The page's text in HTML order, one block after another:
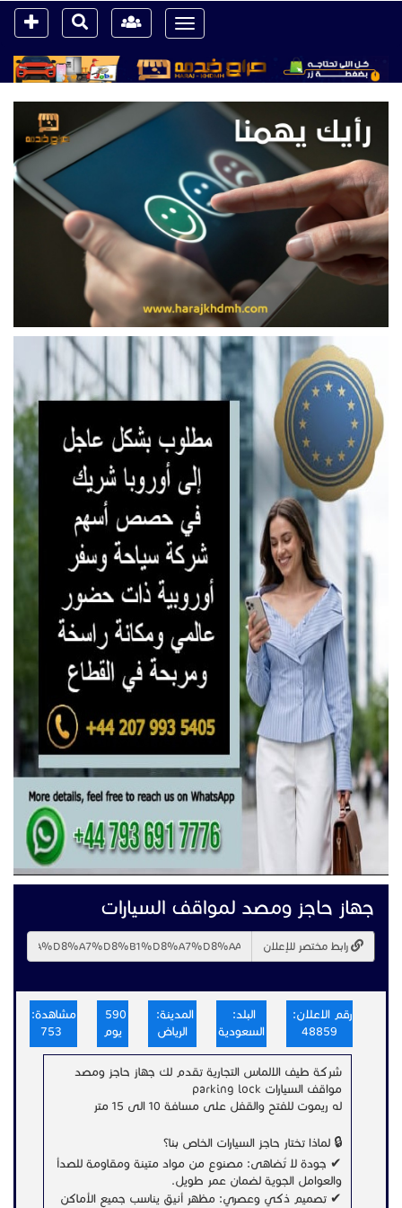
Toggle
navigation
جهاز حاجز ومصد لمواقف السيارات
رابط مختصر للإعلان
رقم الاعلان:
48859
البلد:
السعودية
المدينة:
الرياض
يوم
مشاهدة:
شركة طيف الالماس التجارية تقدم لك جهاز حاجز ومصد
مواقف السيارات parking lock
له ريموت للفتح والقفل على مسافة 10 الى 15 متر
🔒 لماذا تختار حاجز السيارات الخاص بنا؟
✔ جودة لا تُضاهى: مصنوع من مواد متينة ومقاومة للصدأ
والعوامل الجوية لضمان عمر طويل.
✔ تصميم ذكي وعصري: مظهر أنيق يناسب جميع الأماكن